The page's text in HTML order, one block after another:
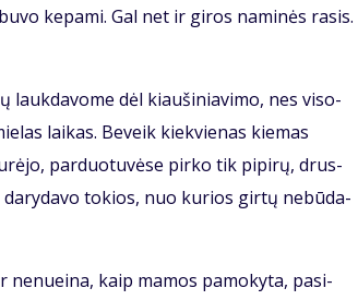
ke­pa­mi. Gal net ir gi­ros na­mi­nės ra­sis.
lauk­da­vo­me dėl kiau­ši­nia­vi­mo, nes vi­so­
lai­kas. Be­veik kiek­vie­nas kie­mas
par­duo­tu­vė­se pir­ko tik pi­pi­rų, drus­
to­kios, nuo ku­rios gir­tų ne­bū­da­
ne­nu­ei­na, kaip ma­mos pa­mo­ky­ta, pa­si­